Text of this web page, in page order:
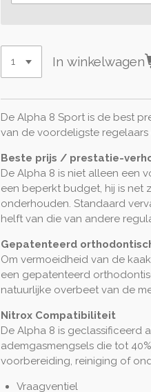
In winkelwagen
De Alpha 8 Sport is de best
van de voordeligste
Beste prijs / prestatie-
De Alpha 8 is niet alleen een
een beperkt budget, hij is net
onderhouden. Standaard
helft van die van andere
Gepatenteerd
Om vermoeidheid van de
een gepatenteerd
natuurlijke overbeet van de
Nitrox Compatibiliteit
De Alpha 8 is geclassificeerd
ademgasmengsels die tot
voorbereiding, reiniging of
Vraagventiel